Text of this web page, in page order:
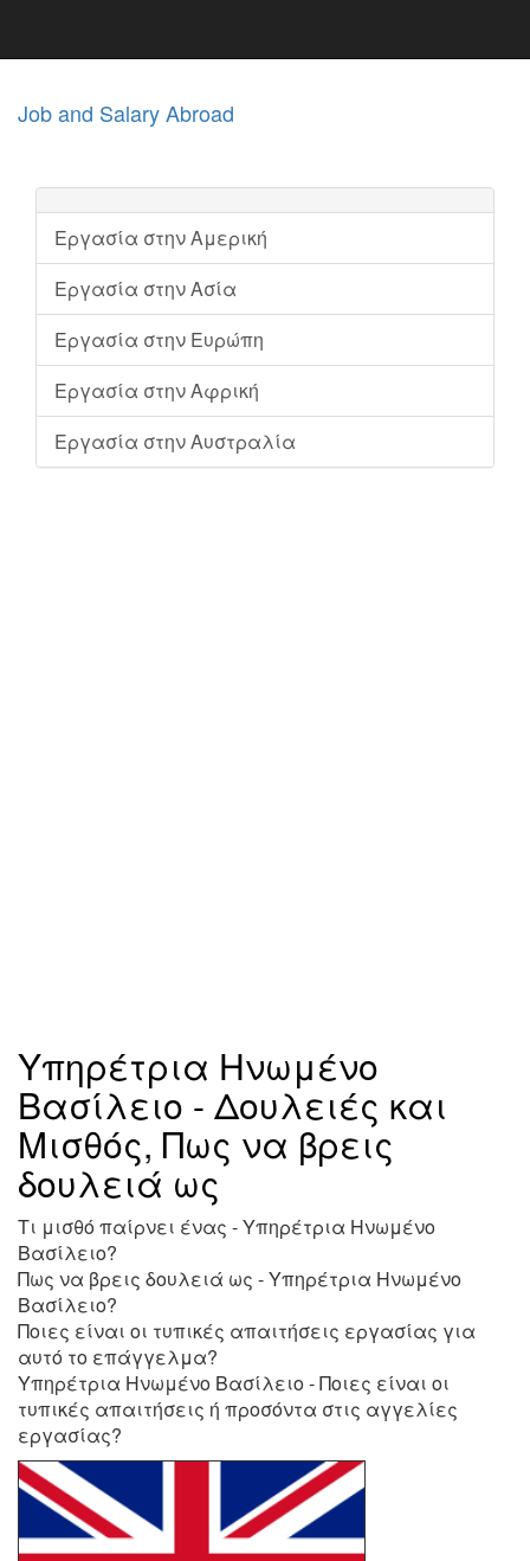
Job and Salary Abroad
Εργασία στην Αμερική
Εργασία στην Ασία
Εργασία στην Ευρώπη
Εργασία στην Αφρική
Εργασία στην Αυστραλία
Υπηρέτρια Ηνωμένο
Βασίλειο - Δουλειές και
Μισθός, Πως να βρεις
δουλειά ως
Τι μισθό παίρνει ένας - Υπηρέτρια Ηνωμένο
Βασίλειο?
Πως να βρεις δουλειά ως - Υπηρέτρια Ηνωμένο
Βασίλειο?
Ποιες είναι οι τυπικές απαιτήσεις εργασίας για
αυτό το επάγγελμα?
Υπηρέτρια Ηνωμένο Βασίλειο - Ποιες είναι οι
τυπικές απαιτήσεις ή προσόντα στις αγγελίες
εργασίας?